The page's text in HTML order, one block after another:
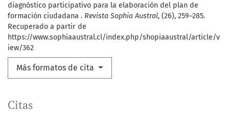
diagnóstico participativo para la elaboración del plan de
formación ciudadana . Revista Sophia Austral, (26), 259–285.
Recuperado a partir de
https://www.sophiaaustral.cl/index.php/shopiaaustral/article/v
iew/362
Más formatos de cita
Citas